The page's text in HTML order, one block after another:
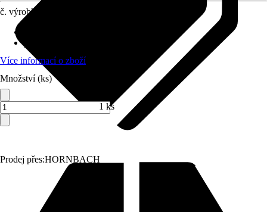
Prodej přes:HORNBACH
č. výrobku
Více informací o zboží
Množství (ks)
1 ks